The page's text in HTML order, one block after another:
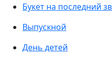
Букет на последний
Выпускной
День детей